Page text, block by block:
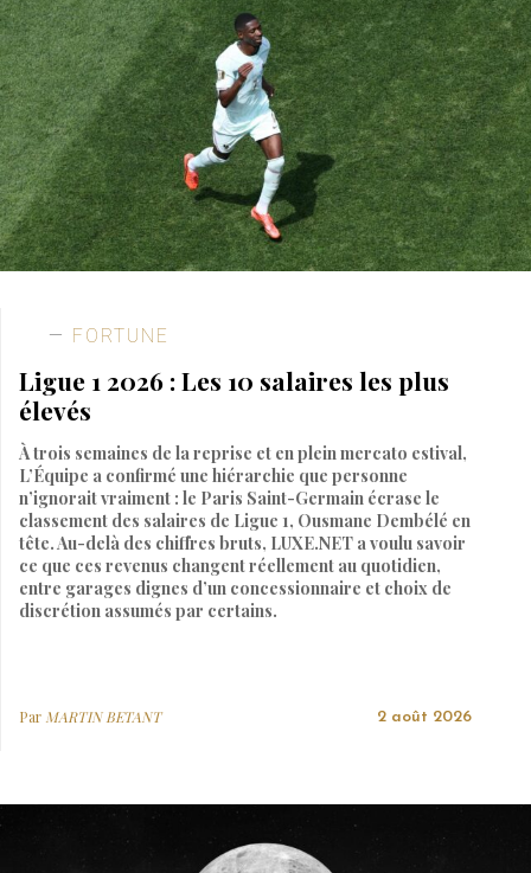
FORTUNE
Ligue 1 2026 : Les 10 salaires les plus
élevés
À trois semaines de la reprise et en plein mercato estival,
L’Équipe a confirmé une hiérarchie que personne
n’ignorait vraiment : le Paris Saint-Germain écrase le
classement des salaires de Ligue 1, Ousmane Dembélé en
tête. Au-delà des chiffres bruts, LUXE.NET a voulu savoir
ce que ces revenus changent réellement au quotidien,
entre garages dignes d’un concessionnaire et choix de
discrétion assumés par certains.
Par MARTIN BETANT 2 août 2026